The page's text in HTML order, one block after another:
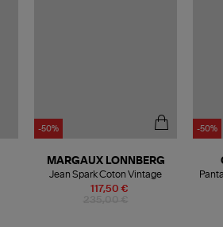
-50%
117,50 €
MARGAUX LONNBERG
Jean Spark Coton Vintage
-50%